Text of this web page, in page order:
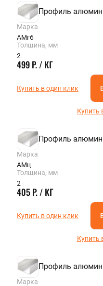
Профиль
Марка
АМг6
Толщина, мм
2
499 Р. / КГ
Купить в один клик
Купить
Профиль
Марка
АМц
Толщина, мм
2
405 Р. / КГ
Купить в один клик
Купить
Профиль
Марка